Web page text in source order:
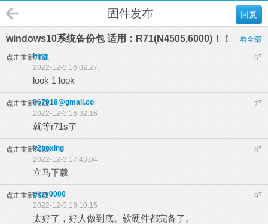
回复
固件发布
windows10系统备份包 适用：R71(N4505,6000)！！ 看全部
点击重新加载 6#
hing
2022-12-3 16:02:27
look 1 look
点击重新加载 7#
867918@gmail.co
2022-12-3 16:32:16
就等r71s了
点击重新加载 8#
k2boxing
2022-12-3 17:43:04
立马下载
点击重新加载 9#
pkzy0000
2022-12-3 19:10:15
太好了，好人做到底。软硬件都完备了。